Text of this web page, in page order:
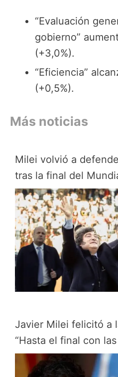
“Evaluación
gobierno”
(+3,0%).
“Eficiencia”
(+0,5%).
Más noticias
Milei volvió a
tras la final del
Javier Milei felicitó a
“Hasta el final con